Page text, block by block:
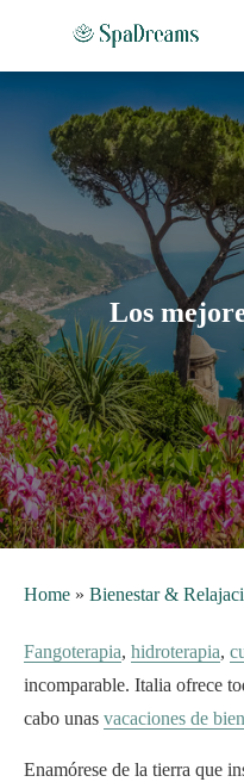
Los
Home » Bienestar &
Fangoterapia, hidroterapia,
incomparable. Italia ofrece
cabo unas vacaciones de
Enamórese de la tierra que